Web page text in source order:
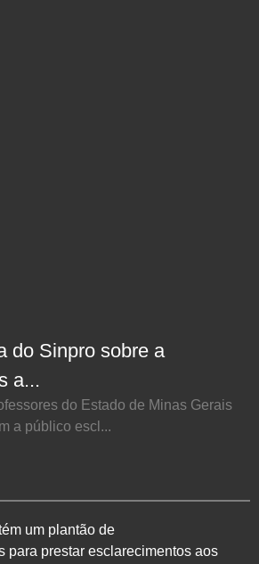
do Sinpro sobre a
a...
do Estado de Minas Gerais
a público escl...
um plantão de
para prestar esclarecimentos aos